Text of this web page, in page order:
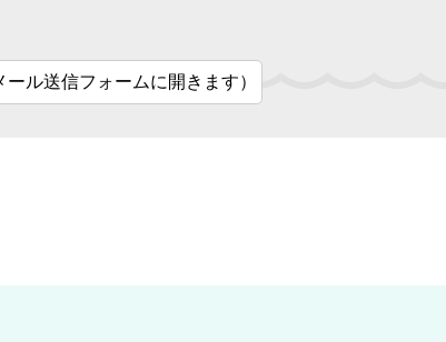
ール送信フォームに開きます）